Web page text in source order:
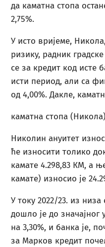
да каматна стопа
2,75%.
У исто вријеме,
ризику, радник
се за кредит код исте
исти период, али са
од 4,00%. Дакле,
каматна стопа
Николин ануитет
ће износити толико
камате 4.298,83 КМ, а
камате) износио је
У току 2022/23. из
дошло је до
на 3,30%, и банка је,
за Марков кредит